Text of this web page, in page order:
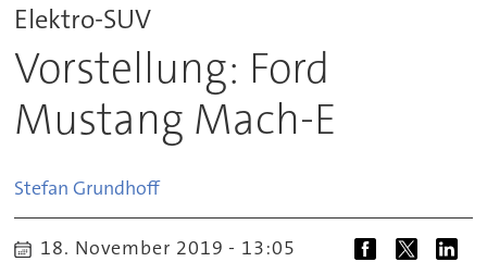
Elektro-SUV
Vorstellung: Ford
Mustang Mach-E
Stefan Grundhoff
18. November 2019 - 13:05